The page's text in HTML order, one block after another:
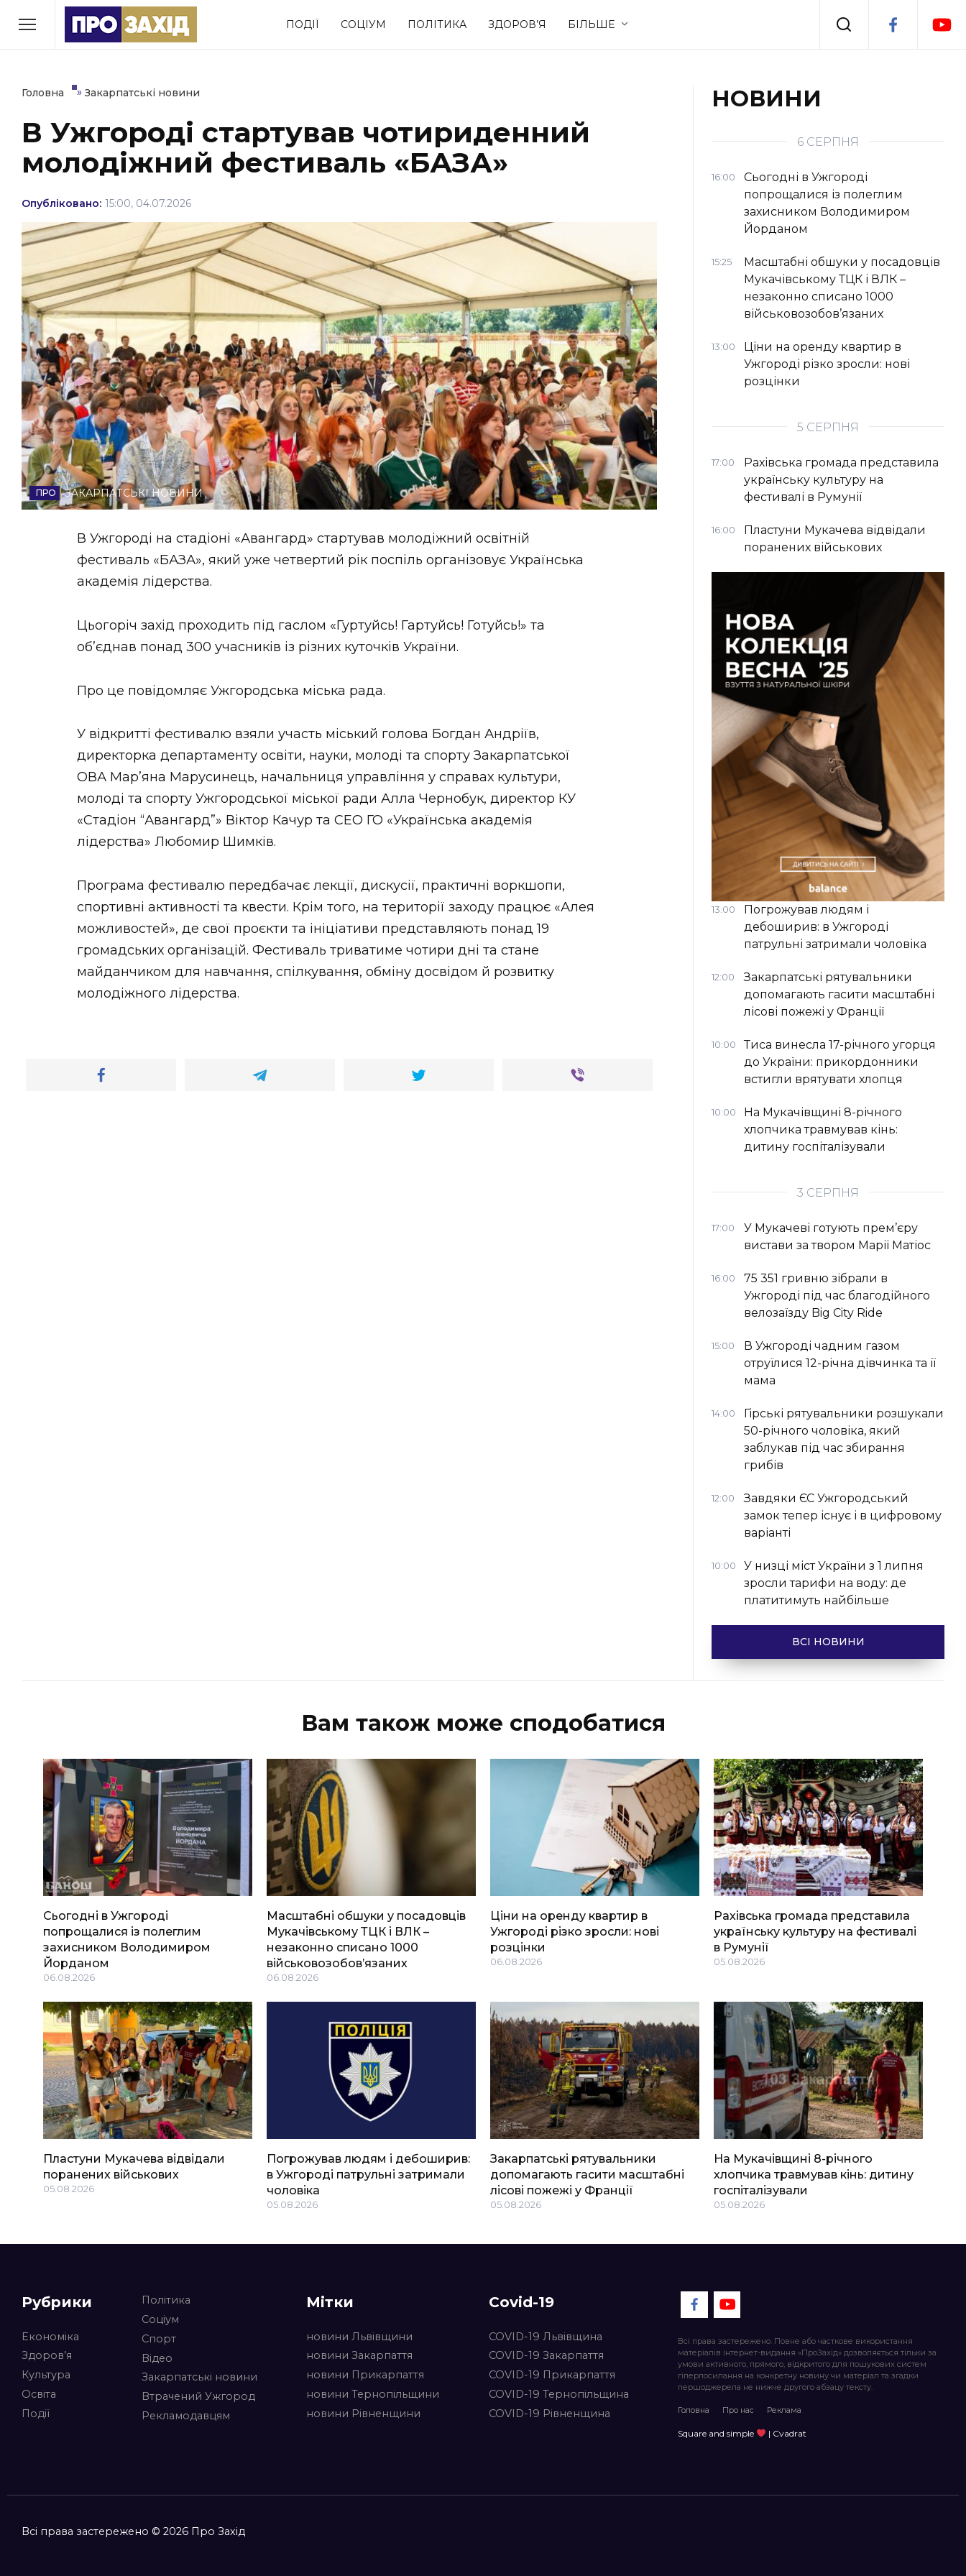
ПОДІЇ СОЦІУМ ПОЛІТИКА ЗДОРОВ’Я БІЛЬШЕ
РУБРИКИ
Економіка Події
Політика Соціум Спорт Стиль життя
Втрачений Ужгород
(відеоверсія)
ЗАКАРПАТСЬКІ НОВИНИ
НОВИНИ ЗАХІДНОЇ УКРАЇНИ
ФОТО
ВІДЕО
Головна » Закарпатські новини
В Ужгороді стартував чотириденний
молодіжний фестиваль «БАЗА»
Опубліковано: 15:00, 04.07.2026
ЗАКАРПАТСЬКІ НОВИНИ
В Ужгороді на стадіоні «Авангард» стартував молодіжний освітній
фестиваль «БАЗА», який уже четвертий рік поспіль організовує Українська
академія лідерства.
Цьогоріч захід проходить під гаслом «Гуртуйсь! Гартуйсь! Готуйсь!» та
об’єднав понад 300 учасників із різних куточків України.
Про це повідомляє Ужгородська міська рада.
У відкритті фестивалю взяли участь міський голова Богдан Андріїв,
директорка департаменту освіти, науки, молоді та спорту Закарпатської
ОВА Мар’яна Марусинець, начальниця управління у справах культури,
молоді та спорту Ужгородської міської ради Алла Чернобук, директор КУ
«Стадіон “Авангард”» Віктор Качур та CEO ГО «Українська академія
лідерства» Любомир Шимків.
Програма фестивалю передбачає лекції, дискусії, практичні воркшопи,
спортивні активності та квести. Крім того, на території заходу працює «Алея
можливостей», де свої проєкти та ініціативи представляють понад 19
громадських організацій. Фестиваль триватиме чотири дні та стане
майданчиком для навчання, спілкування, обміну досвідом й розвитку
молодіжного лідерства.
НОВИНИ
6 СЕРПНЯ
16:00
Сьогодні в Ужгороді
попрощалися із полеглим
захисником Володимиром
Йорданом
15:25
Масштабні обшуки у посадовців
Мукачівському ТЦК і ВЛК –
незаконно списано 1000
військовозобов’язаних
13:00
Ціни на оренду квартир в
Ужгороді різко зросли: нові
розцінки
5 СЕРПНЯ
17:00
Рахівська громада представила
українську культуру на
фестивалі в Румунії
16:00
Пластуни Мукачева відвідали
поранених військових
13:00
Погрожував людям і
дебоширив: в Ужгороді
патрульні затримали чоловіка
12:00
Закарпатські рятувальники
допомагають гасити масштабні
лісові пожежі у Франції
10:00
Тиса винесла 17-річного угорця
до України: прикордонники
встигли врятувати хлопця
10:00
На Мукачівщині 8-річного
хлопчика травмував кінь:
дитину госпіталізували
3 СЕРПНЯ
17:00
У Мукачеві готують прем’єру
вистави за твором Марії Матіос
16:00
75 351 гривню зібрали в
Ужгороді під час благодійного
велозаїзду Big Сity Ride
15:00
В Ужгороді чадним газом
отруїлися 12-річна дівчинка та її
мама
14:00
Гірські рятувальники розшукали
50-річного чоловіка, який
заблукав під час збирання
грибів
12:00
Завдяки ЄС Ужгородський
замок тепер існує і в цифровому
варіанті
10:00
У низці міст України з 1 липня
зросли тарифи на воду: де
платитимуть найбільше
ВСІ НОВИНИ
Вам також може сподобатися
Сьогодні в Ужгороді
попрощалися із полеглим
захисником Володимиром
Йорданом
06.08.2026
Масштабні обшуки у посадовців
Мукачівському ТЦК і ВЛК –
незаконно списано 1000
військовозобов’язаних
06.08.2026
Ціни на оренду квартир в
Ужгороді різко зросли: нові
розцінки
06.08.2026
Рахівська громада представила
українську культуру на фестивалі
в Румунії
05.08.2026
Пластуни Мукачева відвідали
поранених військових
05.08.2026
Погрожував людям і дебоширив:
в Ужгороді патрульні затримали
чоловіка
05.08.2026
Закарпатські рятувальники
допомагають гасити масштабні
лісові пожежі у Франції
05.08.2026
На Мукачівщині 8-річного
хлопчика травмував кінь: дитину
госпіталізували
05.08.2026
Рубрики
Економіка
Здоров’я
Культура
Освіта
Події
Політика
Соціум
Спорт
Відео
Закарпатські новини
Втрачений Ужгород
Рекламодавцям
Мітки
новини Львівщини
новини Закарпаття
новини Прикарпаття
новини Тернопільщини
новини Рівненщини
Covid-19
COVID-19 Львівщина
COVID-19 Закарпаття
COVID-19 Прикарпаття
COVID-19 Тернопільщина
COVID-19 Рівненщина
Всі права застережено. Повне або часткове використання
матеріалів інтернет-видання «ПроЗахід» дозволяється тільки за
умови активного, прямого, відкритого для пошукових систем
гіперпосилання на конкретну новину чи матеріал та згадки
першоджерела не нижче другого абзацу тексту.
Головна Про нас Реклама
Square and simple | Cvadrat
Всі права застережено © 2026 Про Захід